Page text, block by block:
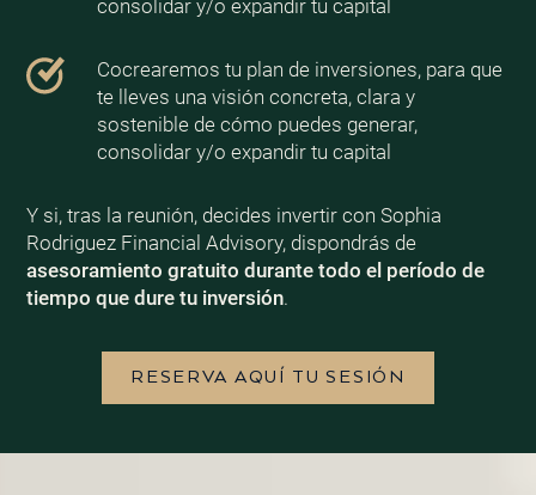
consolidar y/o expandir tu capital
Cocrearemos tu plan de inversiones, para que
te lleves una visión concreta, clara y
sostenible de cómo puedes generar,
consolidar y/o expandir tu capital
Y si, tras la reunión, decides invertir con Sophia
Rodriguez Financial Advisory, dispondrás de
asesoramiento gratuito durante todo el período de
tiempo que dure tu inversión.
RESERVA AQUÍ TU SESIÓN